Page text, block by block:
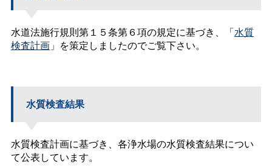
水道法施行規則第１５条第６項の規定に基づき、「水質
検査計画」を策定しましたのでご覧下さい。
水質検査結果
水質検査計画に基づき、各浄水場の水質検査結果につい
て公表しています。